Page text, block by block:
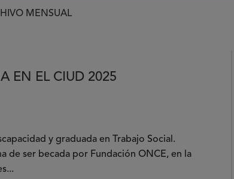
MENSUAL
EN EL CIUD 2025
y graduada en Trabajo Social.
de ser becada por Fundación ONCE, en la